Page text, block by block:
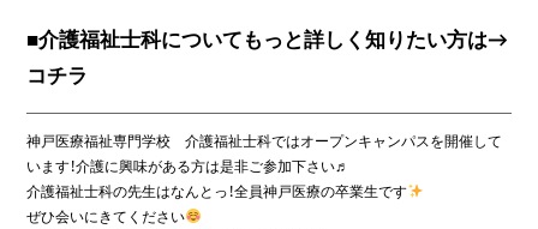
■介護福祉士科についてもっと詳しく知りたい方は→
コチラ
神戸医療福祉専門学校 介護福祉士科ではオープンキャンパスを開催して
います！介護に興味がある方は是非ご参加下さい♬
介護福祉士科の先生はなんとっ！全員神戸医療の卒業生です
ぜひ会いにきてください